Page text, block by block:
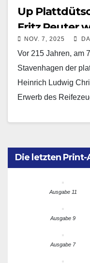
Up
Fritz Reuter
NOV. 7, 2025
Vor 215 Jahren, am
Stavenhagen der
Heinrich Ludwig
Erwerb des
Die letzten Print-
Ausgabe 11
Ausgabe 9
Ausgabe 7